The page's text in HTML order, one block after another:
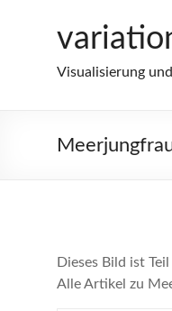
Visualisierung
Dieses Bild ist
Alle Artikel zu